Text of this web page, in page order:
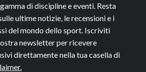
di discipline e eventi. Resta
ultime notizie, le recensioni e i
del mondo dello sport. Iscriviti
newsletter per ricevere
direttamente nella tua casella di